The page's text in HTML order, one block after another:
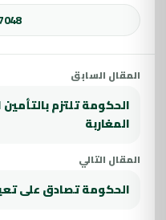
المقال السابق
الحكومة تلتزم
المغاربة
المقال التالي
الحكومة تصادق على